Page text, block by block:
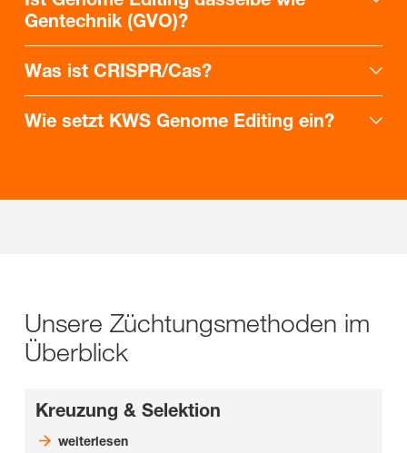
Gentechnik (GVO)?
Was ist CRISPR/Cas?
Wie setzt KWS Genome Editing ein?
Unsere Züchtungsmethoden im
Überblick
Kreuzung & Selektion
weiterlesen